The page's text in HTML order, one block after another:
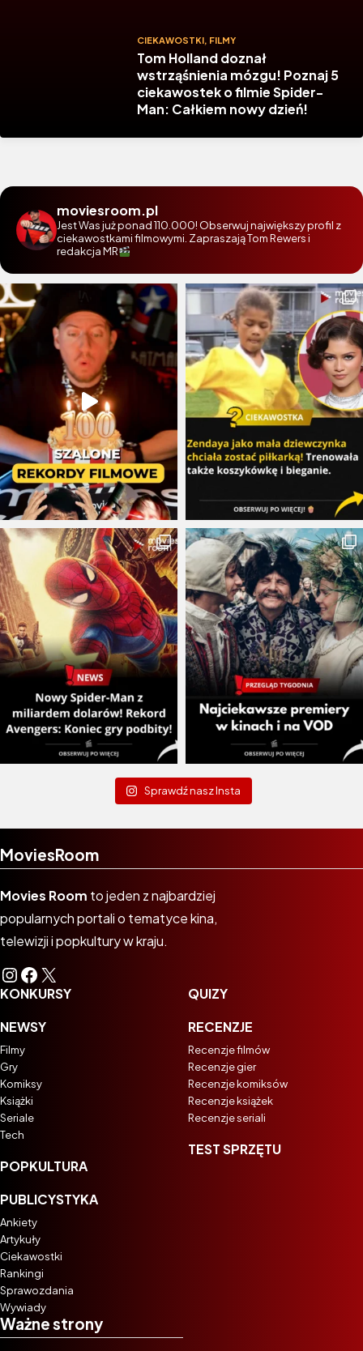
CIEKAWOSTKI, FILMY
Tom Holland doznał
wstrząśnienia mózgu! Poznaj 5
ciekawostek o filmie Spider-
Man: Całkiem nowy dzień!
moviesroom.pl
Jest Was już ponad 110.000! Obserwuj największy profil z
ciekawostkami filmowymi. Zapraszają Tom Rewers i
redakcja MR
Sprawdź nasz Insta
MoviesRoom
Movies Room to jeden z najbardziej
popularnych portali o tematyce kina,
telewizji i popkultury w kraju.
Instagram
Facebook
X
KONKURSY
NEWSY
Filmy
Gry
Komiksy
Książki
Seriale
Tech
POPKULTURA
PUBLICYSTYKA
Ankiety
Artykuły
Ciekawostki
Rankingi
Sprawozdania
Wywiady
QUIZY
RECENZJE
Recenzje filmów
Recenzje gier
Recenzje komiksów
Recenzje książek
Recenzje seriali
TEST SPRZĘTU
Ważne strony